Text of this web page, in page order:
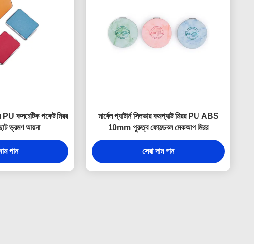
PU কসমেটিক পকেট মিরর
ভ্রমণ আয়না
পান
মার্বেল প্যাটার্ন সিলভার কমপ্যাক্ট মিরর PU ABS
10mm পুরুত্ব ফোল্ডেবল মেকআপ মিরর
সেরা দাম পান